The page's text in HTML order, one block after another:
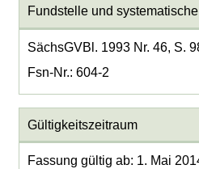
Fundstelle und
SächsGVBl. 1993 Nr. 46, S.
Fsn-Nr.: 604-2
Gültigkeitszeitraum
Fassung gültig ab: 1. Mai